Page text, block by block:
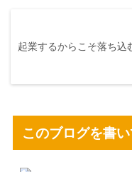
起業するからこそ落ち込
このブログを書